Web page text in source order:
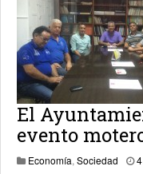
El
evento
Economía, Sociedad